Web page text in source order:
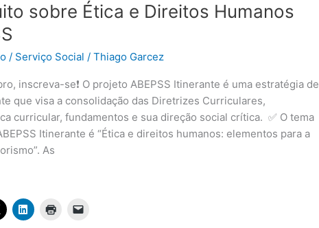
sobre Ética e Direitos Humanos
/ Serviço Social /Thiago Garcez
inscreva-se❗️ O projeto ABEPSS Itinerante é uma estratégia de
que visa a consolidação das Diretrizes Curriculares,
curricular, fundamentos e sua direção social crítica. ✅ O tema
Itinerante é “Ética e direitos humanos: elementos para a
As